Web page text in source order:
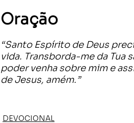
Oração
“Santo Espírito de Deus
vida. Transborda-me da Tua
poder venha sobre mim e
de Jesus, amém.”
DEVOCIONAL